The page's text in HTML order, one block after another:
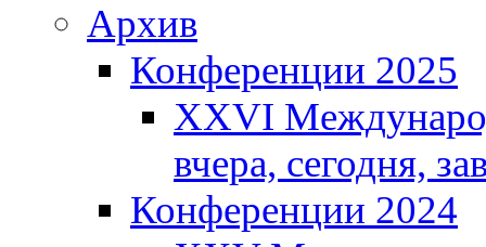
Архив
Конференции 2025
XXVI
вчера, сегодня,
Конференции 2024